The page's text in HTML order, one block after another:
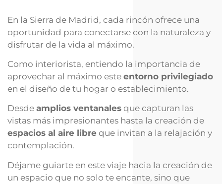
En la Sierra de Madrid, cada rincón ofrece una
oportunidad para conectarse con la naturaleza y
disfrutar de la vida al máximo.
Como interiorista, entiendo la importancia de
aprovechar al máximo este entorno privilegiado
en el diseño de tu hogar o establecimiento.
Desde amplios ventanales que capturan las
vistas más impresionantes hasta la creación de
espacios al aire libre que invitan a la relajación y
contemplación.
Déjame guiarte en este viaje hacia la creación de
un espacio que no solo te encante, sino que